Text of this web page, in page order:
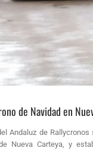
de Navidad en
Andaluz de
Nueva Carteya, y